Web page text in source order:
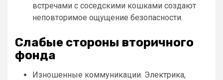
встречами с соседскими кошками создают
неповторимое ощущение безопасности.
Слабые стороны вторичного
фонда
Изношенные коммуникации. Электрика,